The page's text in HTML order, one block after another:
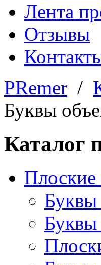
Лента
Отзывы
PRemer /
Буквы
Каталог
Буквы
Буквы